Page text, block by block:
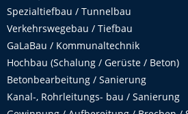
Spezialtiefbau / Tunnelbau
Verkehrswegebau / Tiefbau
GaLaBau / Kommunaltechnik
Hochbau (Schalung / Gerüste / Beton)
Betonbearbeitung / Sanierung
Kanal-, Rohrleitungs- bau / Sanierung